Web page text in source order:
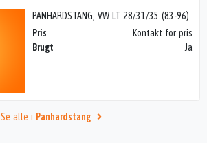
PANHARDSTANG, VW LT 28/31/35 (83-96)
Pris
Kontakt for pris
Brugt
Ja
Se alle i Panhardstang